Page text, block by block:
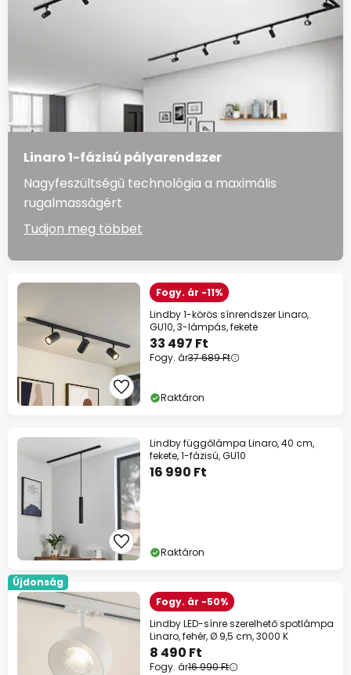
Linaro 1-fázisú pályarendszer
Nagyfeszültségű technológia a maximális
rugalmasságért
Tudjon meg többet
Fogy. ár -11%
Lindby 1-körös sínrendszer Linaro,
GU10, 3-lámpás, fekete
33 497 Ft
Fogy. ár37 689 Ft
Raktáron
Lindby függőlámpa Linaro, 40 cm,
fekete, 1-fázisú, GU10
16 990 Ft
Raktáron
Újdonság
Fogy. ár -50%
Lindby LED-sínre szerelhető spotlámpa
Linaro, fehér, Ø 9,5 cm, 3000 K
8 490 Ft
Fogy. ár16 990 Ft